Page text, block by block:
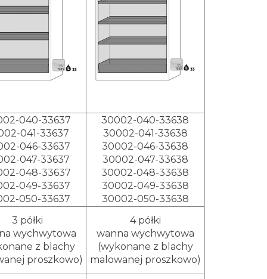
040-33637
041-33637
046-33637
047-33637
048-33637
049-33637
050-33637
30002-040-33638
30002-041-33638
30002-046-33638
30002-047-33638
30002-048-33638
30002-049-33638
30002-050-33638
3 półki
wychwytowa
z blachy
proszkowo)
4 półki
wanna wychwytowa
(wykonane z blachy
malowanej proszkowo)